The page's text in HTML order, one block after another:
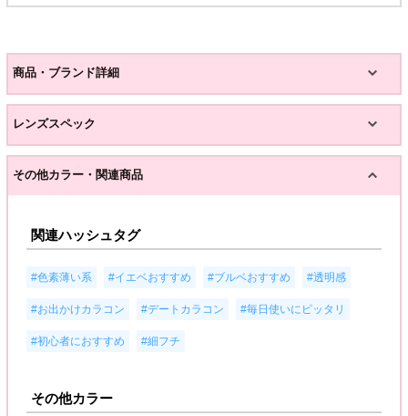
商品・ブランド詳細
レンズスペック
その他カラー・関連商品
関連ハッシュタグ
#色素薄い系 #イエベおすすめ #ブルベおすすめ #透明感
#お出かけカラコン #デートカラコン #毎日使いにピッタリ
#初心者におすすめ #細フチ
その他カラー